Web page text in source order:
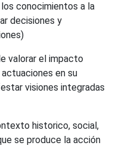
conocimientos a la
decisiones y
valorar el impacto
en su
visiones integradas
historico, social,
se produce la acción